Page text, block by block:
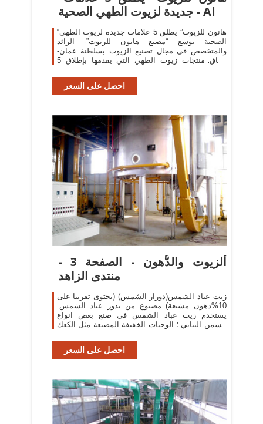
جديدة لزيوت الطهي الصحية - Al
“هانون للزيوت” يطلق 5 علامات جديدة لزيوت الطهي
الصحية يوسع “مصنع هانون للزيوت”- الرائد
والمتخصص في مجال تصنيع الزيوت بسلطنة عمان-
نطاق منتجات زيوت الطهي التي يقدمها بإطلاق 5
احصل على السعر
ألزيوت والدُّهون - الصفحة 3 -
منتدى الزاهد
زيت عباد الشمس(دورار الشمس) (يحتوى تقريبا على
10%دهون مشبعة) مصنوع من بذور عباد الشمس.
يستخدم زيت عباد الشمس في صنع بعض انواع
السمن النباتي ؛ الوجبات الخفيفة المصنعة مثل الكعك
احصل على السعر